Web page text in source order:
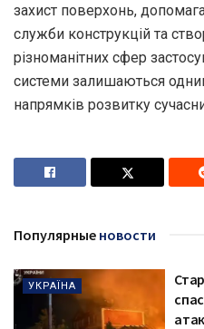
захист поверхонь,
служби конструкцій та
різноманітних сфер
системи залишаються
напрямків розвитку
Популярные новости
УКРАЇНА